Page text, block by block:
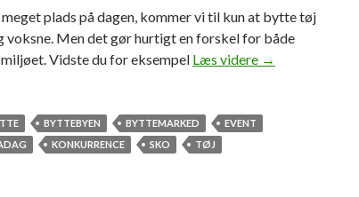
plads på dagen, kommer vi til kun at bytte tøj
voksne. Men det gør hurtigt en forskel for både
Vidste du for eksempel Læs videre Klimadag og
→
BYTTEBYEN BYTTEMARKED
EVENT
KONKURRENCE SKO TØJ